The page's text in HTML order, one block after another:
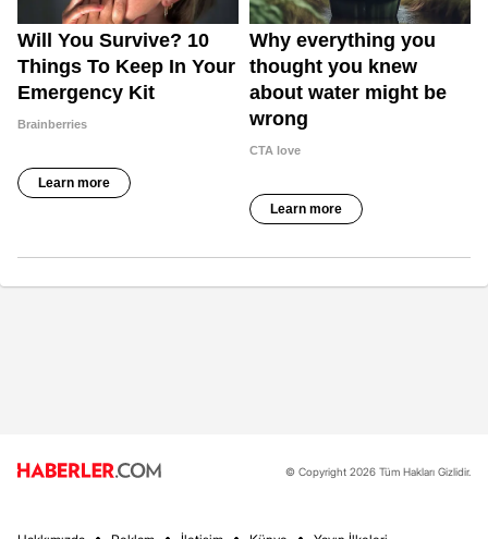
© Copyright 2026 Tüm Hakları Gizlidir.